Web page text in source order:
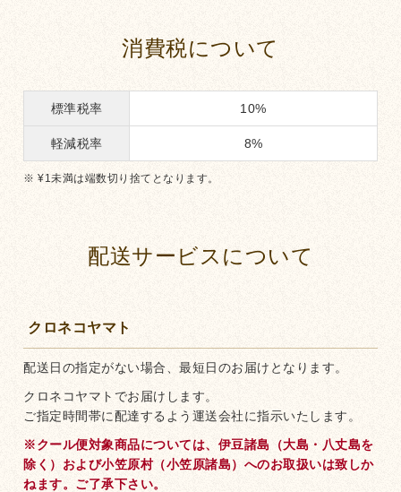
消費税について
標準税率 10%
軽減税率 8%
¥1未満は端数切り捨てとなります。
配送サービスについて
クロネコヤマト
配送日の指定がない場合、最短日のお届けとなります。
クロネコヤマトでお届けします。
ご指定時間帯に配達するよう運送会社に指示いたします。
※クール便対象商品については、伊豆諸島（大島・八丈島を
除く）および小笠原村（小笠原諸島）へのお取扱いは致しか
ねます。ご了承下さい。